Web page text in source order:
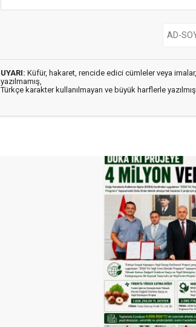
UYARI: Küfür, hakaret, rencide edici cümleler veya
yazılmamış,
Türkçe karakter kullanılmayan ve büyük harflerle